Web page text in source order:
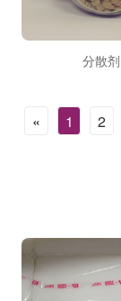
分散剂
« 1 2